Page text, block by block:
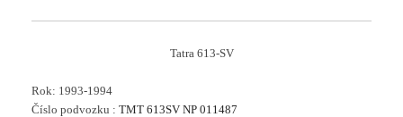
Tatra 613-SV
Rok: 1993-1994
Číslo podvozku : TMT 613SV NP 011487